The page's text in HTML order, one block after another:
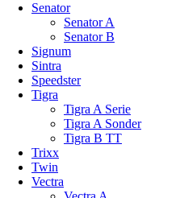
Senator
Senator A
Senator B
Signum
Sintra
Speedster
Tigra
Tigra A Serie
Tigra A Sonder
Tigra B TT
Trixx
Twin
Vectra